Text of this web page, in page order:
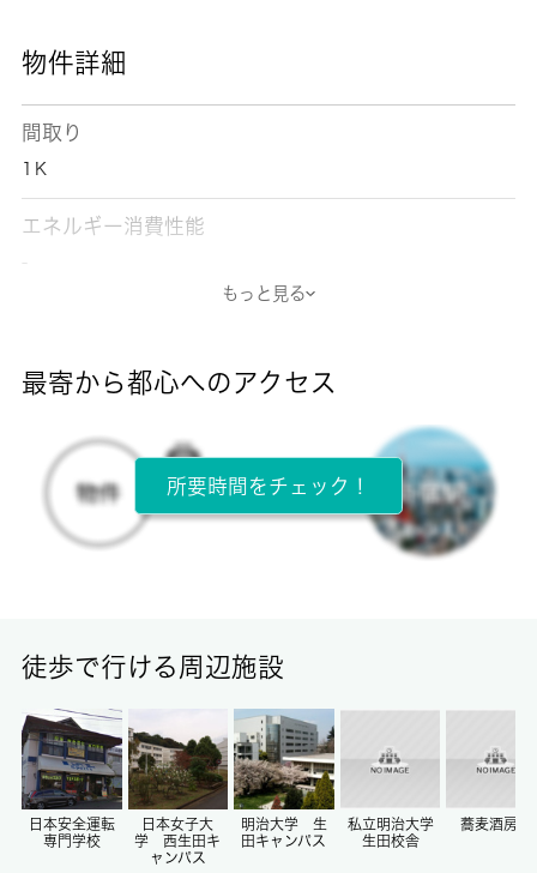
物件詳細
間取り
1Ｋ
エネルギー消費性能
-
所在階
1階 / 2階建
-
償却/敷引
-/-
もっと見る
最寄から都心へのアクセス
所要時間をチェック！
徒歩で行ける周辺施設
日本安全運転
専門学校
日本女子大
学 西生田キ
ャンパス
明治大学 生
田キャンパス
私立明治大学
生田校舎
蕎麦酒房笙